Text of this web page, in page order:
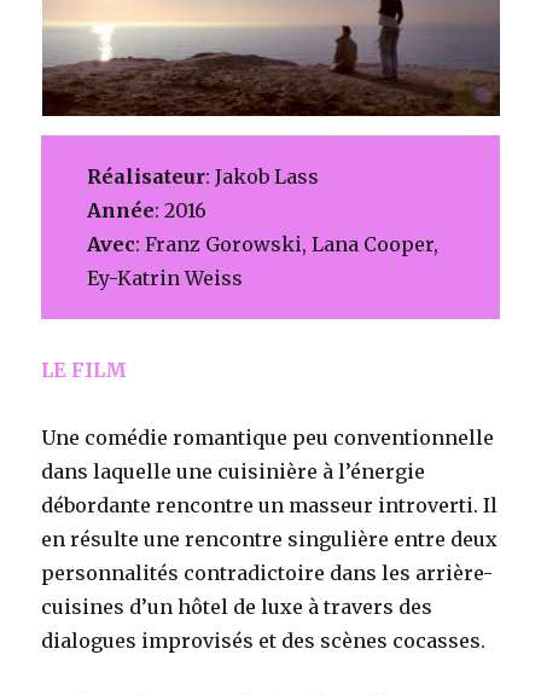
Réalisateur: Jakob Lass
Année: 2016
Avec: Franz Gorowski, Lana Cooper,
Ey-Katrin Weiss
LE FILM
Une comédie romantique peu conventionnelle
dans laquelle une cuisinière à l’énergie
débordante rencontre un masseur introverti. Il
en résulte une rencontre singulière entre deux
personnalités contradictoire dans les arrière-
cuisines d’un hôtel de luxe à travers des
dialogues improvisés et des scènes cocasses.